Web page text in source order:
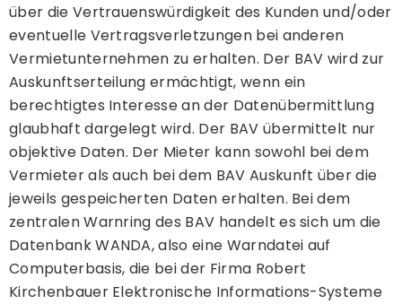
über die Vertrauenswürdigkeit des Kunden und/oder
eventuelle Vertragsverletzungen bei anderen
Vermietunternehmen zu erhalten. Der BAV wird zur
Auskunftserteilung ermächtigt, wenn ein
berechtigtes Interesse an der Datenübermittlung
glaubhaft dargelegt wird. Der BAV übermittelt nur
objektive Daten. Der Mieter kann sowohl bei dem
Vermieter als auch bei dem BAV Auskunft über die
jeweils gespeicherten Daten erhalten. Bei dem
zentralen Warnring des BAV handelt es sich um die
Datenbank WANDA, also eine Warndatei auf
Computerbasis, die bei der Firma Robert
Kirchenbauer Elektronische Informations-Systeme